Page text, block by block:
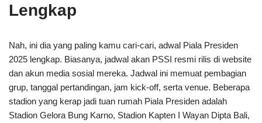
Lengkap
Nah, ini dia yang paling kamu cari-cari, adwal Piala Presiden
2025 lengkap. Biasanya, jadwal akan PSSI resmi rilis di website
dan akun media sosial mereka. Jadwal ini memuat pembagian
grup, tanggal pertandingan, jam kick-off, serta venue. Beberapa
stadion yang kerap jadi tuan rumah Piala Presiden adalah
Stadion Gelora Bung Karno, Stadion Kapten I Wayan Dipta Bali,